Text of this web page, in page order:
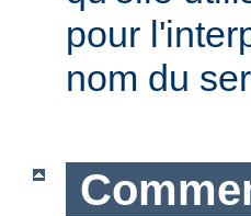
pour
nom du